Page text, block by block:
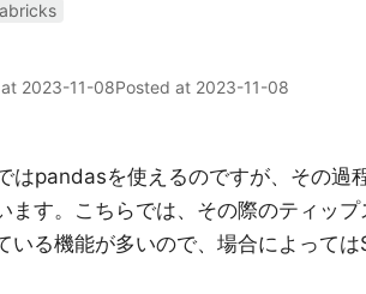
2023-11-08Posted at 2023-11-08
はpandasを使えるのですが、その過
ます。こちらでは、その際のティッ
いる機能が多いので、場合によって